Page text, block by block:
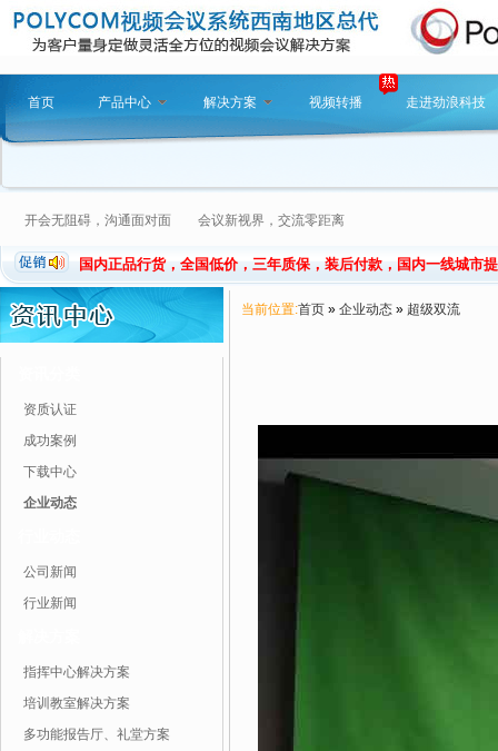
首页 产品中心 解决方案 视频转播 走进劲浪科技
开会无阻碍，沟通面对面 会议新视界，交流零距离
国内正品行货，全国低价，三年质保，装后付款，国内一线城市
资质认证
成功案例
下载中心
企业动态
公司新闻
行业新闻
指挥中心解决方案
培训教室解决方案
多功能报告厅、礼堂方案
当前位置:首页 » 企业动态 » 超级双流